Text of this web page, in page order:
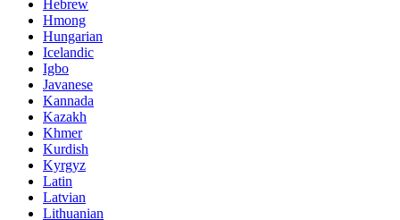
Hebrew
Hmong
Hungarian
Icelandic
Igbo
Javanese
Kannada
Kazakh
Khmer
Kurdish
Kyrgyz
Latin
Latvian
Lithuanian